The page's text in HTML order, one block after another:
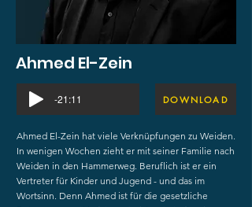
Ahmed El-Zein
-21:11 DOWNLOAD
Ahmed El-Zein hat viele Verknüpfungen zu Weiden.
In wenigen Wochen zieht er mit seiner Familie nach
Weiden in den Hammerweg. Beruflich ist er ein
Vertreter für Kinder und Jugend - und das im
Wortsinn. Denn Ahmed ist für die gesetzliche